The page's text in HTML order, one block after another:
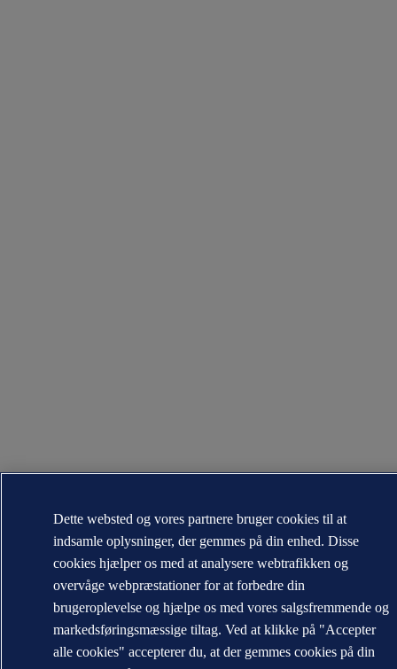
Dette websted og vores partnere bruger cookies til at
indsamle oplysninger, der gemmes på din enhed. Disse
cookies hjælper os med at analysere webtrafikken og
overvåge webpræstationer for at forbedre din
brugeroplevelse og hjælpe os med vores salgsfremmende og
markedsføringsmæssige tiltag. Ved at klikke på "Accepter
alle cookies" accepterer du, at der gemmes cookies på din